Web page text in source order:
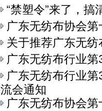
“禁塑令”来了，
广东无纺布协会
关于推荐广东无
广东无纺布行业
广东无纺布行业
流会通知
广东无纺布协会